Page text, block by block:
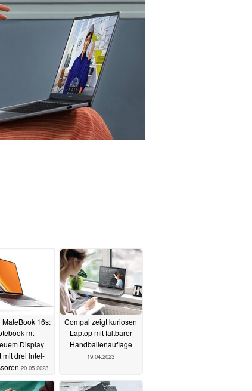
MateBook 16s:
mt
Display
mit drei Intel-
20.05.2023
Compal zeigt kuriosen
Laptop mit faltbarer
Handballenauflage
19.04.2023